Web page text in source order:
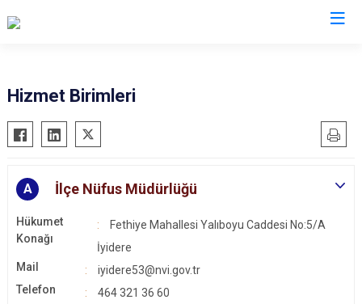
Ardeşen
Çamlıhemşin
Çayeli
Derepazarı
Fındıklı
Pazar
Hizmet Birimleri
A İlçe Nüfus Müdürlüğü
Hükumet
Konağı
Fethiye Mahallesi Yalıboyu Caddesi No:5/A
İyidere
Mail
iyidere53@nvi.gov.tr
Telefon
464 321 36 60